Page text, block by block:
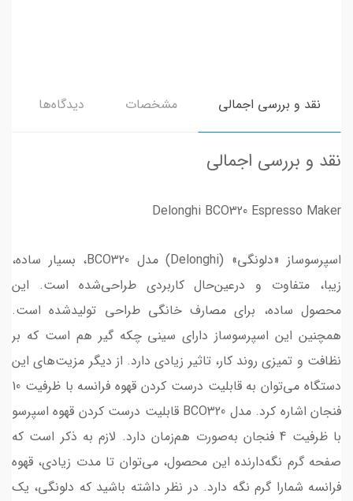
نقد و بررسی اجمالی مشخصات دیدگاه‌ها
نقد و بررسی اجمالی
Delonghi BCO320 Espresso Maker
اسپرسوساز «دلونگی» (Delonghi) مدل BCO320، بسیار ساده،
زیبا، متفاوت و درعین‌حال کاربردی طراحی‌شده است. این
محصول ساده، برای مصارف خانگی طراحی تولیدشده است.
همچنین این اسپرسوساز دارای سینی چکه گیر هم است که بر
نظافت و تمیزی روند کار، تاثیر زیادی دارد. از دیگر مزیت‌های این
دستگاه می‌توان به قابلیت درست کردن قهوه فرانسه با ظرفیت 10
فنجان اشاره کرد. مدل BCO320 قابلیت درست کردن قهوه اسپرسو
با ظرفیت 4 فنجان به‌صورت هم‌زمان دارد. لازم به ذکر است که
صفحه گرم نگه‌دارنده این محصول، می‌توان تا مدت زیادی، قهوه
فرانسه شمارا گرم نگه دارد. در نظر داشته باشید که دلونگی، یک